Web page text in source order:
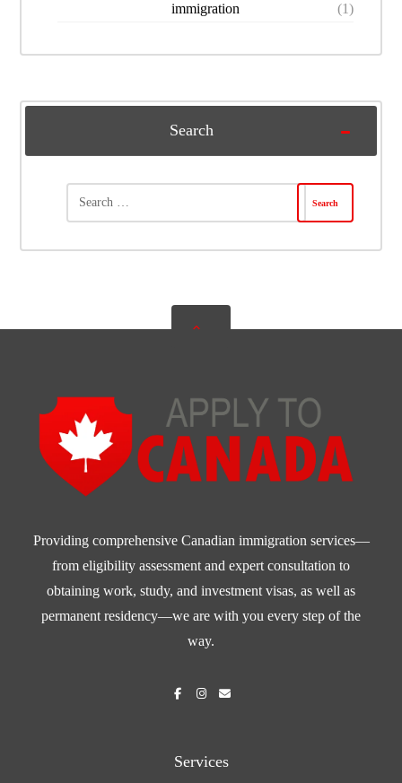
immigration (1)
Search
Providing comprehensive Canadian immigration services—
from eligibility assessment and expert consultation to
obtaining work, study, and investment visas, as well as
permanent residency—we are with you every step of the
way.
Services